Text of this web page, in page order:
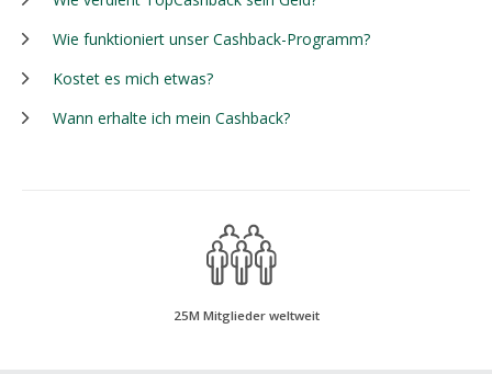
Wie funktioniert unser Cashback-Programm?
Kostet es mich etwas?
Wann erhalte ich mein Cashback?
25M Mitglieder weltweit